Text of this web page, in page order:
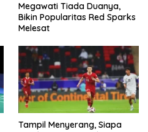
Megawati Tiada Duanya,
Bikin Popularitas Red Sparks
Melesat
Tampil Menyerang, Siapa